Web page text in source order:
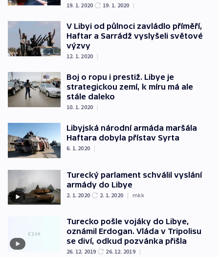
19. 1. 2020 19. 1. 2020 |
V Libyi od půlnoci zavládlo příměří,
Haftar a Sarrádž vyslyšeli světové
výzvy
12. 1. 2020 |
Boj o ropu i prestiž. Libye je
strategickou zemí, k míru má ale
stále daleko
10. 1. 2020 |
Libyjská národní armáda maršála
Haftara dobyla přístav Syrta
6. 1. 2020 |
Turecký parlament schválil vyslání
armády do Libye
2. 1. 2020 2. 1. 2020 | mkk
Turecko pošle vojáky do Libye,
oznámil Erdogan. Vláda v Tripolisu
se diví, odkud pozvánka přišla
26. 12. 2019 26. 12. 2019 |